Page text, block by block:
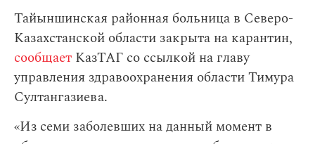
Тайыншинская районная больница в Северо-
Казахстанской области закрыта на карантин,
сообщает КазТАГ со ссылкой на главу
управления здравоохранения области Тимура
Султангазиева.
«Из семи заболевших на данный момент в